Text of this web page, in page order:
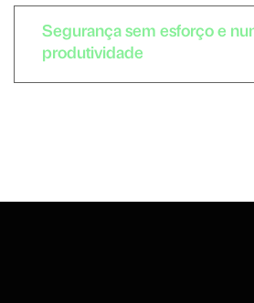
Segurança sem esforço e
produtividade